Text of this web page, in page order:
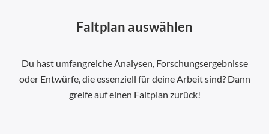
Faltplan auswählen
Du hast umfangreiche Analysen, Forschungsergebnisse
oder Entwürfe, die essenziell für deine Arbeit sind? Dann
greife auf einen Faltplan zurück!